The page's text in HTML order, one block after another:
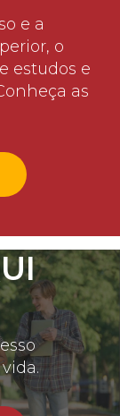
e a
o
estudos e
as